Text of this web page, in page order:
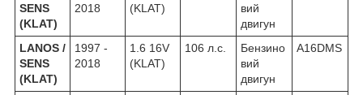
SENS
(KLAT)
2018
(KLAT)
вий
двигун
LANOS /
SENS
(KLAT)
1997 -
2018
1.6 16V
(KLAT)
106 л.с.
Бензино
вий
двигун
A16DMS